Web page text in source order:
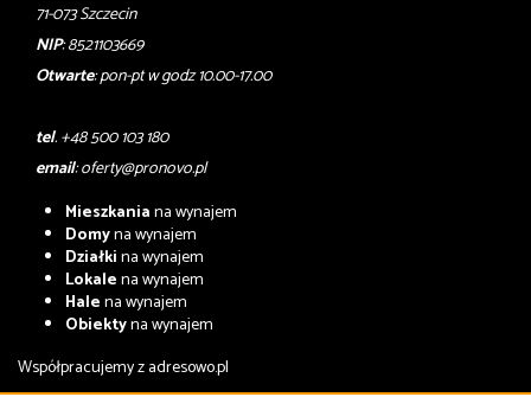
71-073 Szczecin
NIP: 8521103669
Otwarte: pon-pt w godz 10.00-17.00
tel. +48 500 103 180
email:oferty@pronovo.pl
Mieszkaniana wynajem
Domyna wynajem
Działkina wynajem
Lokalena wynajem
Halena wynajem
Obiektyna wynajem
Współpracujemy zadresowo.pl